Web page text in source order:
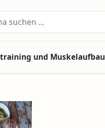
nach:
und Muskelaufbau